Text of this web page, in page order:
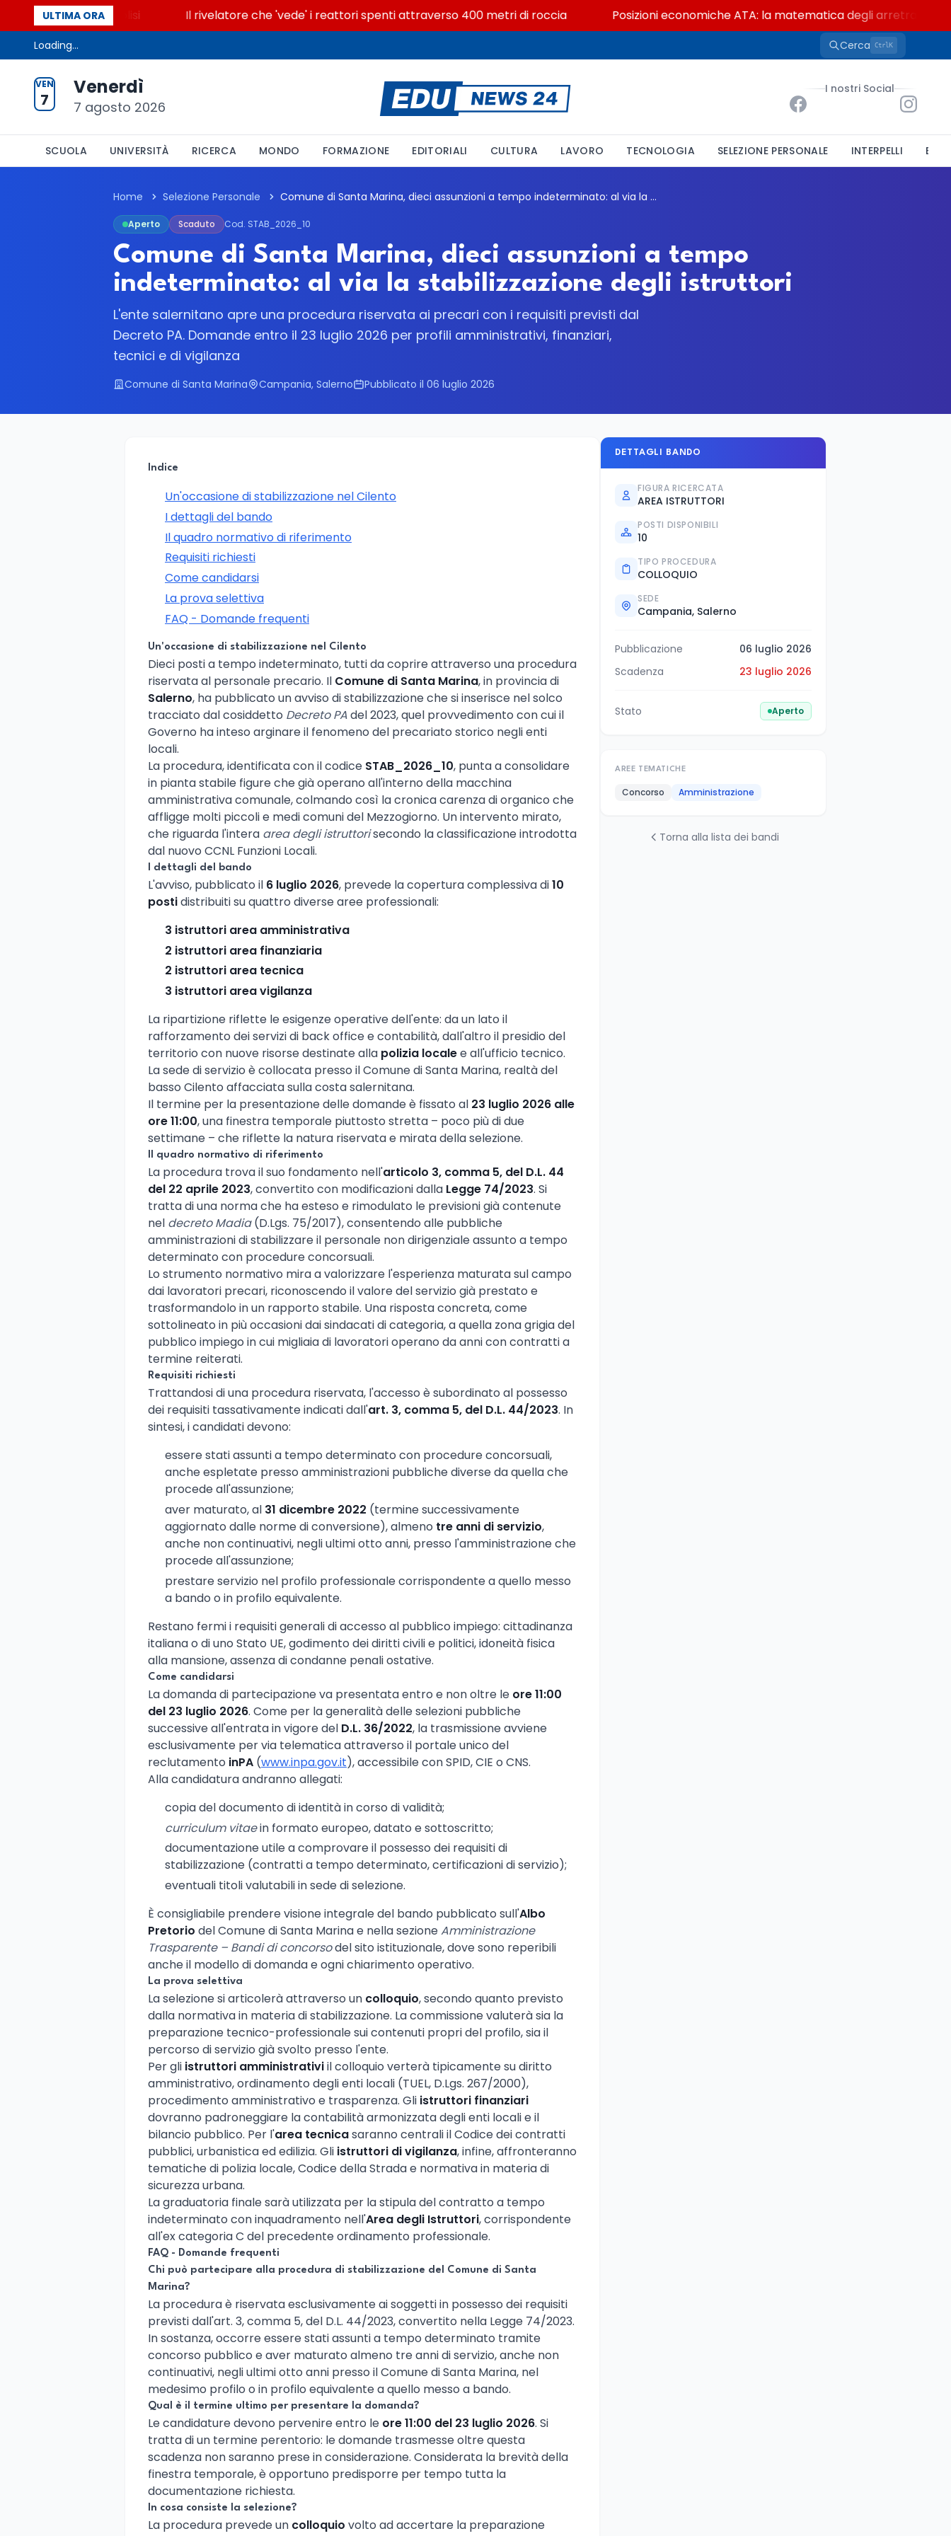
ULTIMA ORA
la glicolisi Il rivelatore che 'vede' i reattori spenti attraverso 400 metri di roccia Posizioni economiche ATA: la matematica degli arretrati fino a
Loading... Cerca CtrlK
VEN
7
Venerdì
7 agosto 2026
I nostri Social
SCUOLA UNIVERSITÀ RICERCA MONDO FORMAZIONE EDITORIALI CULTURA LAVORO TECNOLOGIA SELEZIONE PERSONALE INTERPELLI
Home Selezione Personale Comune di Santa Marina, dieci assunzioni a tempo indeterminato: al via la stabilizzazione degli istruttori
Aperto Scaduto Cod. STAB_2026_10
Comune di Santa Marina, dieci assunzioni a tempo
indeterminato: al via la stabilizzazione degli istruttori
L'ente salernitano apre una procedura riservata ai precari con i requisiti previsti dal
Decreto PA. Domande entro il 23 luglio 2026 per profili amministrativi, finanziari,
tecnici e di vigilanza
Comune di Santa Marina Campania, Salerno Pubblicato il 06 luglio 2026
Indice
Un'occasione di stabilizzazione nel Cilento
I dettagli del bando
Il quadro normativo di riferimento
Requisiti richiesti
Come candidarsi
La prova selettiva
FAQ - Domande frequenti
Un'occasione di stabilizzazione nel Cilento
Dieci posti a tempo indeterminato, tutti da coprire attraverso una procedura
riservata al personale precario. Il Comune di Santa Marina, in provincia di
Salerno, ha pubblicato un avviso di stabilizzazione che si inserisce nel solco
tracciato dal cosiddetto Decreto PAdel 2023, quel provvedimento con cui il
Governo ha inteso arginare il fenomeno del precariato storico negli enti
locali.
La procedura, identificata con il codice STAB_2026_10, punta a consolidare
in pianta stabile figure che già operano all'interno della macchina
amministrativa comunale, colmando così la cronica carenza di organico che
affligge molti piccoli e medi comuni del Mezzogiorno. Un intervento mirato,
che riguarda l'intera area degli istruttorisecondo la classificazione introdotta
dal nuovo CCNL Funzioni Locali.
I dettagli del bando
L'avviso, pubblicato il 6 luglio 2026, prevede la copertura complessiva di10
postidistribuiti su quattro diverse aree professionali:
3 istruttori area amministrativa
2 istruttori area finanziaria
2 istruttori area tecnica
3 istruttori area vigilanza
La ripartizione riflette le esigenze operative dell'ente: da un lato il
rafforzamento dei servizi di back office e contabilità, dall'altro il presidio del
territorio con nuove risorse destinate alla polizia localee all'ufficio tecnico.
La sede di servizio è collocata presso il Comune di Santa Marina, realtà del
basso Cilento affacciata sulla costa salernitana.
Il termine per la presentazione delle domande è fissato al 23 luglio 2026 alle
ore 11:00, una finestra temporale piuttosto stretta – poco più di due
settimane – che riflette la natura riservata e mirata della selezione.
Il quadro normativo di riferimento
La procedura trova il suo fondamento nell'articolo 3, comma 5, del D.L. 44
del 22 aprile 2023, convertito con modificazioni dalla Legge 74/2023. Si
tratta di una norma che ha esteso e rimodulato le previsioni già contenute
nel decreto Madia(D.Lgs. 75/2017), consentendo alle pubbliche
amministrazioni di stabilizzare il personale non dirigenziale assunto a tempo
determinato con procedure concorsuali.
Lo strumento normativo mira a valorizzare l'esperienza maturata sul campo
dai lavoratori precari, riconoscendo il valore del servizio già prestato e
trasformandolo in un rapporto stabile. Una risposta concreta, come
sottolineato in più occasioni dai sindacati di categoria, a quella zona grigia del
pubblico impiego in cui migliaia di lavoratori operano da anni con contratti a
termine reiterati.
Requisiti richiesti
Trattandosi di una procedura riservata, l'accesso è subordinato al possesso
dei requisiti tassativamente indicati dall'art. 3, comma 5, del D.L. 44/2023. In
sintesi, i candidati devono:
essere stati assunti a tempo determinato con procedure concorsuali,
anche espletate presso amministrazioni pubbliche diverse da quella che
procede all'assunzione;
aver maturato, al 31 dicembre 2022 (termine successivamente
aggiornato dalle norme di conversione), almeno tre anni di servizio,
anche non continuativi, negli ultimi otto anni, presso l'amministrazione che
procede all'assunzione;
prestare servizio nel profilo professionale corrispondente a quello messo
a bando o in profilo equivalente.
Restano fermi i requisiti generali di accesso al pubblico impiego: cittadinanza
italiana o di uno Stato UE, godimento dei diritti civili e politici, idoneità fisica
alla mansione, assenza di condanne penali ostative.
Come candidarsi
La domanda di partecipazione va presentata entro e non oltre le ore 11:00
del 23 luglio 2026. Come per la generalità delle selezioni pubbliche
successive all'entrata in vigore del D.L. 36/2022, la trasmissione avviene
esclusivamente per via telematica attraverso il portale unico del
reclutamento inPA (www.inpa.gov.it), accessibile con SPID, CIE o CNS.
Alla candidatura andranno allegati:
copia del documento di identità in corso di validità;
curriculum vitaein formato europeo, datato e sottoscritto;
documentazione utile a comprovare il possesso dei requisiti di
stabilizzazione (contratti a tempo determinato, certificazioni di servizio);
eventuali titoli valutabili in sede di selezione.
È consigliabile prendere visione integrale del bando pubblicato sull'Albo
Pretorio del Comune di Santa Marina e nella sezioneAmministrazione
Trasparente – Bandi di concorsodel sito istituzionale, dove sono reperibili
anche il modello di domanda e ogni chiarimento operativo.
La prova selettiva
La selezione si articolerà attraverso un colloquio, secondo quanto previsto
dalla normativa in materia di stabilizzazione. La commissione valuterà sia la
preparazione tecnico-professionale sui contenuti propri del profilo, sia il
percorso di servizio già svolto presso l'ente.
Per gli istruttori amministrativiil colloquio verterà tipicamente su diritto
amministrativo, ordinamento degli enti locali (TUEL, D.Lgs. 267/2000),
procedimento amministrativo e trasparenza. Gli istruttori finanziari
dovranno padroneggiare la contabilità armonizzata degli enti locali e il
bilancio pubblico. Per l'area tecnicasaranno centrali il Codice dei contratti
pubblici, urbanistica ed edilizia. Gli istruttori di vigilanza, infine, affronteranno
tematiche di polizia locale, Codice della Strada e normativa in materia di
sicurezza urbana.
La graduatoria finale sarà utilizzata per la stipula del contratto a tempo
indeterminato con inquadramento nell'Area degli Istruttori, corrispondente
all'ex categoria C del precedente ordinamento professionale.
FAQ - Domande frequenti
Chi può partecipare alla procedura di stabilizzazione del Comune di Santa
Marina?
La procedura è riservata esclusivamente ai soggetti in possesso dei requisiti
previsti dall'art. 3, comma 5, del D.L. 44/2023, convertito nella Legge 74/2023.
In sostanza, occorre essere stati assunti a tempo determinato tramite
concorso pubblico e aver maturato almeno tre anni di servizio, anche non
continuativi, negli ultimi otto anni presso il Comune di Santa Marina, nel
medesimo profilo o in profilo equivalente a quello messo a bando.
Qual è il termine ultimo per presentare la domanda?
Le candidature devono pervenire entro le ore 11:00 del 23 luglio 2026. Si
tratta di un termine perentorio: le domande trasmesse oltre questa
scadenza non saranno prese in considerazione. Considerata la brevità della
finestra temporale, è opportuno predisporre per tempo tutta la
documentazione richiesta.
In cosa consiste la selezione?
La procedura prevede un colloquio volto ad accertare la preparazione
DETTAGLI BANDO
FIGURA RICERCATA
AREA ISTRUTTORI
POSTI DISPONIBILI
10
TIPO PROCEDURA
COLLOQUIO
SEDE
Campania, Salerno
Pubblicazione
06 luglio 2026
Scadenza
23 luglio 2026
Stato Aperto
AREE TEMATICHE
Concorso Amministrazione
Torna alla lista dei bandi